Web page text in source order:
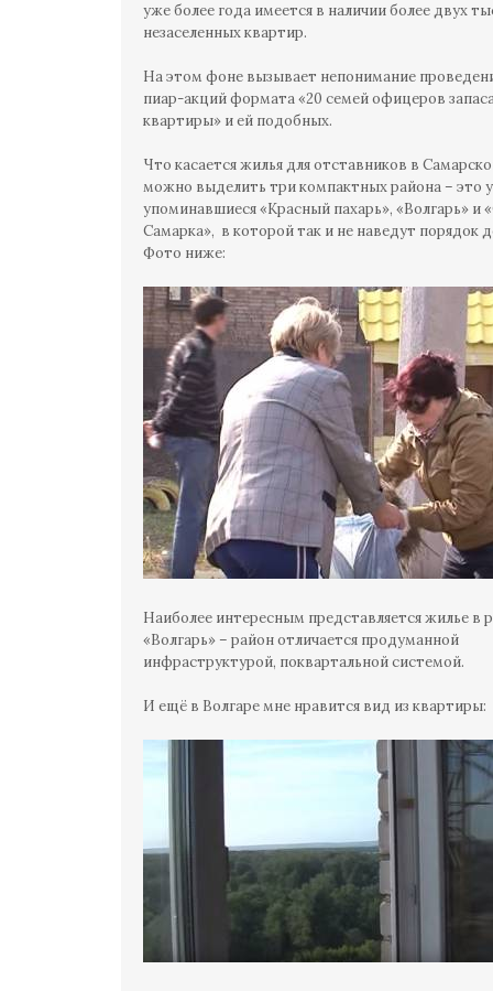
уже более года имеется в наличии более двух
незаселенных квартир.
На этом фоне вызывает непонимание
пиар-акций формата «20 семей офицеров
квартиры» и ей подобных.
Что касается жилья для отставников в
можно выделить три компактных района – это
упоминавшиеся «Красный пахарь», «Волгарь» и
Самарка», в которой так и не наведут порядок
Фото ниже:
Наиболее интересным представляется жилье в
«Волгарь» – район отличается продуманной
инфраструктурой, поквартальной системой.
И ещё в Волгаре мне нравится вид из квартиры: